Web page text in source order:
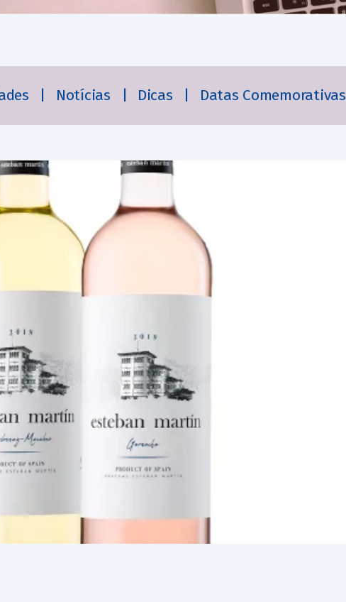
| Notícias | Dicas | Datas Comemorativas